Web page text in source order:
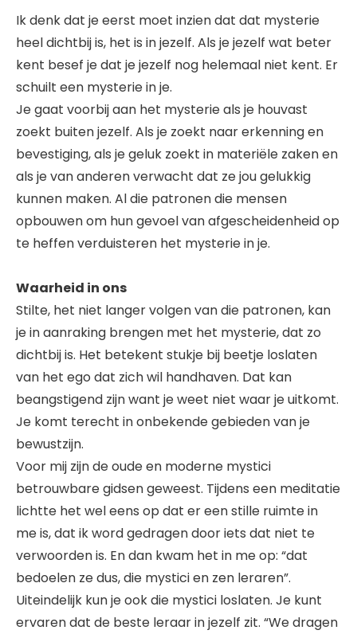
Ik denk dat je eerst moet inzien dat dat mysterie
heel dichtbij is, het is in jezelf. Als je jezelf wat beter
kent besef je dat je jezelf nog helemaal niet kent. Er
schuilt een mysterie in je.
Je gaat voorbij aan het mysterie als je houvast
zoekt buiten jezelf. Als je zoekt naar erkenning en
bevestiging, als je geluk zoekt in materiële zaken en
als je van anderen verwacht dat ze jou gelukkig
kunnen maken. Al die patronen die mensen
opbouwen om hun gevoel van afgescheidenheid op
te heffen verduisteren het mysterie in je.
Waarheid in ons
Stilte, het niet langer volgen van die patronen, kan
je in aanraking brengen met het mysterie, dat zo
dichtbij is. Het betekent stukje bij beetje loslaten
van het ego dat zich wil handhaven. Dat kan
beangstigend zijn want je weet niet waar je uitkomt.
Je komt terecht in onbekende gebieden van je
bewustzijn.
Voor mij zijn de oude en moderne mystici
betrouwbare gidsen geweest. Tijdens een meditatie
lichtte het wel eens op dat er een stille ruimte in
me is, dat ik word gedragen door iets dat niet te
verwoorden is. En dan kwam het in me op: “dat
bedoelen ze dus, die mystici en zen leraren”.
Uiteindelijk kun je ook die mystici loslaten. Je kunt
ervaren dat de beste leraar in jezelf zit. “We dragen